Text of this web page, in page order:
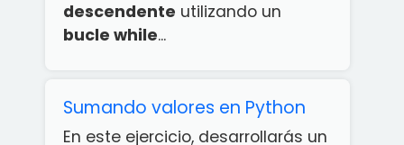
descendente utilizando un
bucle while...
Sumando valores en Python
En este ejercicio, desarrollarás un